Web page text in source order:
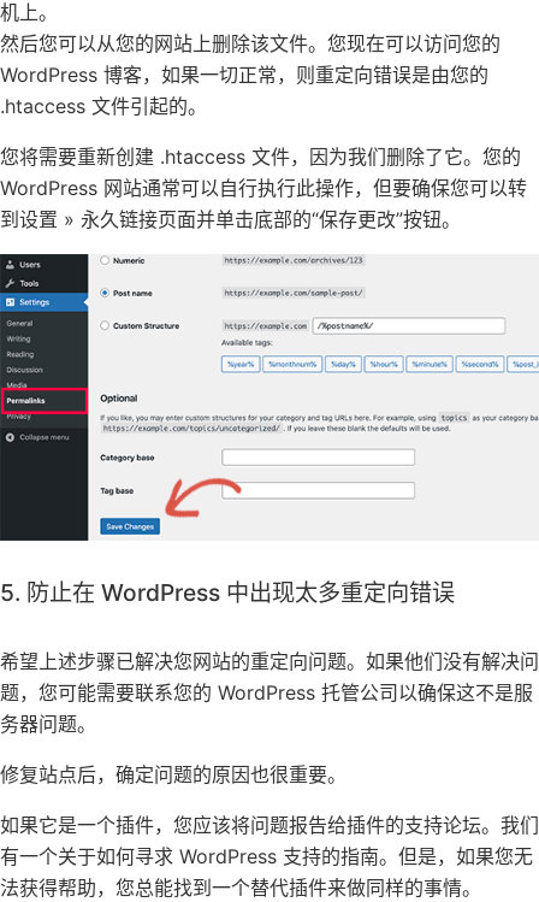
机上。
然后您可以从您的网站上删除该文件。您现在可以访问您的
WordPress 博客，如果一切正常，则重定向错误是由您的
.htaccess 文件引起的。
您将需要重新创建 .htaccess 文件，因为我们删除了它。您的
WordPress 网站通常可以自行执行此操作，但要确保您可以转
到设置 » 永久链接页面并单击底部的“保存更改”按钮。
5. 防止在 WordPress 中出现太多重定向错误
希望上述步骤已解决您网站的重定向问题。如果他们没有解决问
题，您可能需要联系您的 WordPress 托管公司以确保这不是服
务器问题。
修复站点后，确定问题的原因也很重要。
如果它是一个插件，您应该将问题报告给插件的支持论坛。我们
有一个关于如何寻求 WordPress 支持的指南。但是，如果您无
法获得帮助，您总能找到一个替代插件来做同样的事情。